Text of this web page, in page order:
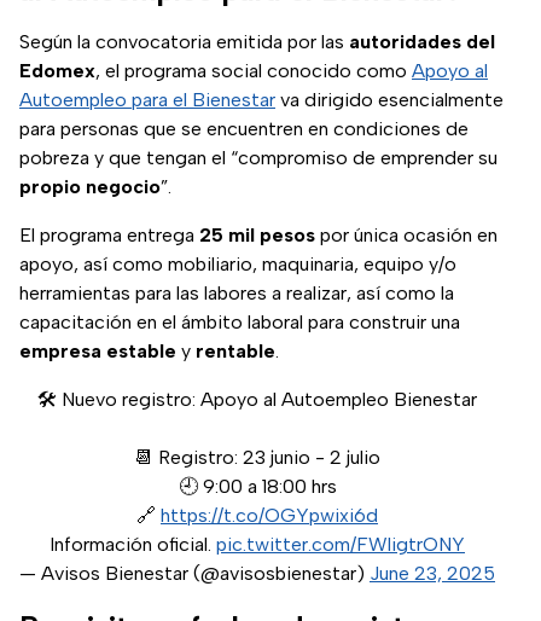
Según la convocatoria emitida por las autoridades del
Edomex, el programa social conocido como Apoyo al
Autoempleo para el Bienestar va dirigido esencialmente
para personas que se encuentren en condiciones de
pobreza y que tengan el “compromiso de emprender su
propio negocio”.
El programa entrega 25 mil pesos por única ocasión en
apoyo, así como mobiliario, maquinaria, equipo y/o
herramientas para las labores a realizar, así como la
capacitación en el ámbito laboral para construir una
empresa estable y rentable.
🛠 Nuevo registro: Apoyo al Autoempleo Bienestar
📆 Registro: 23 junio - 2 julio
🕘 9:00 a 18:00 hrs
🔗 https://t.co/OGYpwixi6d
Información oficial. pic.twitter.com/FWligtrONY
— Avisos Bienestar (@avisosbienestar) June 23, 2025